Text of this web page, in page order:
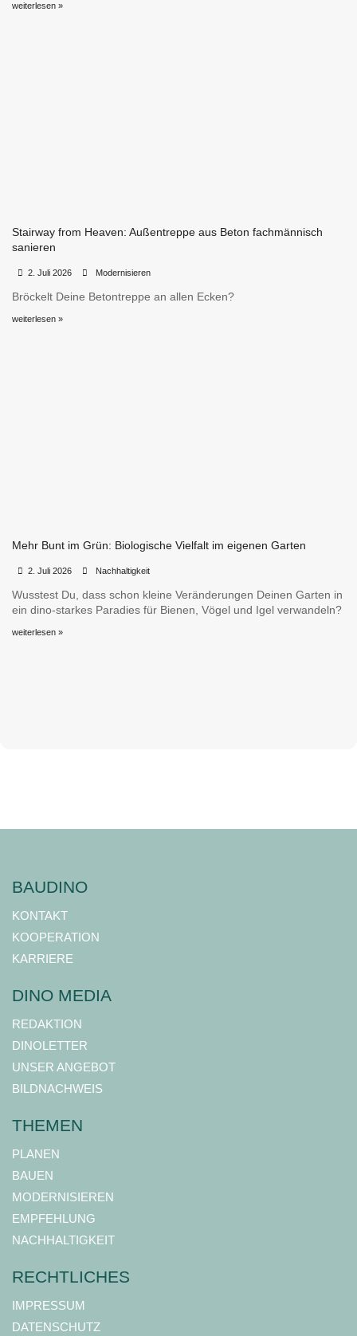
weiterlesen »
Stairway from Heaven: Außentreppe aus Beton fachmännisch
sanieren
2. Juli 2026 Modernisieren
Bröckelt Deine Betontreppe an allen Ecken?
weiterlesen »
Mehr Bunt im Grün: Biologische Vielfalt im eigenen Garten
2. Juli 2026 Nachhaltigkeit
Wusstest Du, dass schon kleine Veränderungen Deinen Garten in
ein dino-starkes Paradies für Bienen, Vögel und Igel verwandeln?
weiterlesen »
BAUDINO
KONTAKT
KOOPERATION
KARRIERE
DINO MEDIA
REDAKTION
DINOLETTER
UNSER ANGEBOT
BILDNACHWEIS
THEMEN
PLANEN
BAUEN
MODERNISIEREN
EMPFEHLUNG
NACHHALTIGKEIT
RECHTLICHES
IMPRESSUM
DATENSCHUTZ